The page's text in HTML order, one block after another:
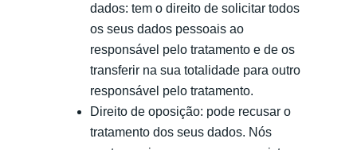
dados: tem o direito de solicitar todos
os seus dados pessoais ao
responsável pelo tratamento e de os
transferir na sua totalidade para outro
responsável pelo tratamento.
Direito de oposição: pode recusar o
tratamento dos seus dados. Nós